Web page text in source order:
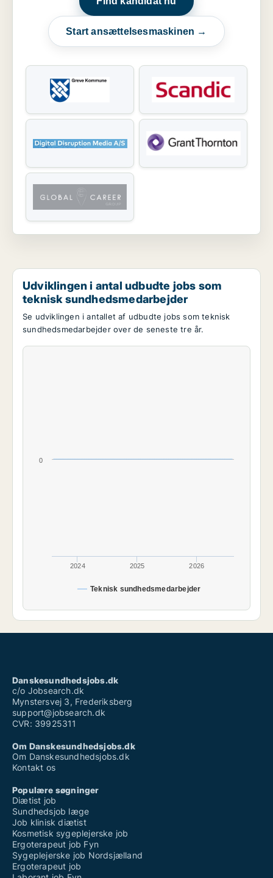
Start ansættelsesmaskinen →
Udviklingen i antal udbudte jobs som
teknisk sundhedsmedarbejder
Se udviklingen i antallet af udbudte jobs som teknisk
sundhedsmedarbejder over de seneste tre år.
Teknisk sundhedsmedarbejder
2024 2025 2026
0
Danskesundhedsjobs.dk
c/o Jobsearch.dk
Mynstersvej 3, Frederiksberg
support@jobsearch.dk
CVR: 39925311
Om Danskesundhedsjobs.dk
Om Danskesundhedsjobs.dk
Kontakt os
Populære søgninger
Diætist job
Sundhedsjob læge
Job klinisk diætist
Kosmetisk sygeplejerske job
Ergoterapeut job Fyn
Sygeplejerske job Nordsjælland
Ergoterapeut job